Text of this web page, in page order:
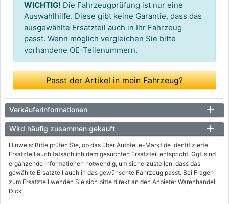
WICHTIG! Die Fahrzeugprüfung ist nur eine
Auswahlhilfe. Diese gibt keine Garantie, dass das
ausgewählte Ersatzteil auch in Ihr Fahrzeug
passt. Wenn möglich vergleichen Sie bitte
vorhandene OE-Teilenummern.
Passt der Artikel in mein Fahrzeug?
Verkäuferinformationen
Wird häufig zusammen gekauft
Hinweis: Bitte prüfen Sie, ob das über Autoteile-Markt.de identifizierte
Ersatzteil auch tatsächlich dem gesuchten Ersatzteil entspricht. Ggf. sind
ergänzende Informationen notwendig, um sicherzustellen, dass das
gewählte Ersatzteil auch in das gewünschte Fahrzeug passt. Bei Fragen
zum Ersatzteil wenden Sie sich bitte direkt an den Anbieter Warenhandel
Dick